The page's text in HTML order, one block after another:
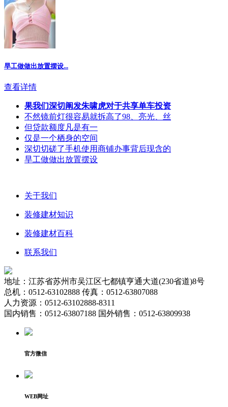
旱工做做出放置摆设...
查看详情
果我们深切阐发朱啸虎对于共享单车投资
不然镜前灯很容易就拆高了98、亮光、丝
但贷款额度凡是有一
仅是一个栖身的空间
深切切磋了手机使用商铺办事背后现含的
旱工做做出放置摆设
关于我们
装修建材知识
装修建材百科
联系我们
地址：江苏省苏州市吴江区七都镇亨通大道(230省道)8号
总机：0512-63102888 传真：0512-63807088
人力资源：0512-63102888-8311
国内销售：0512-63807188 国外销售：0512-63809938
官方微信
WEB网址